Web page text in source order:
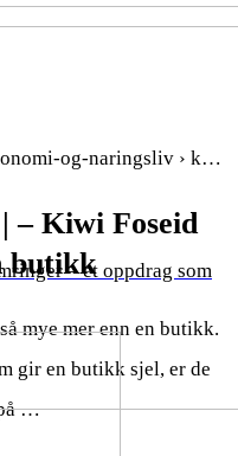
– et oppdrag som
og-naringsliv › k…
– Kiwi Foseid
butikk
mye mer enn en butikk.
gir en butikk sjel, er de
…